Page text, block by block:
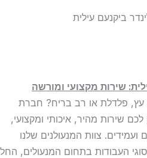
ביקנעם עילית
שירות מקצועי ומורשה
עץ, פלדלת או רב בריח? חברת
שירות מהיר, איכותי ומקצועי,
ועמידים. צוות המנעולנים שלנו
העבודות בתחום המנעולים, החל